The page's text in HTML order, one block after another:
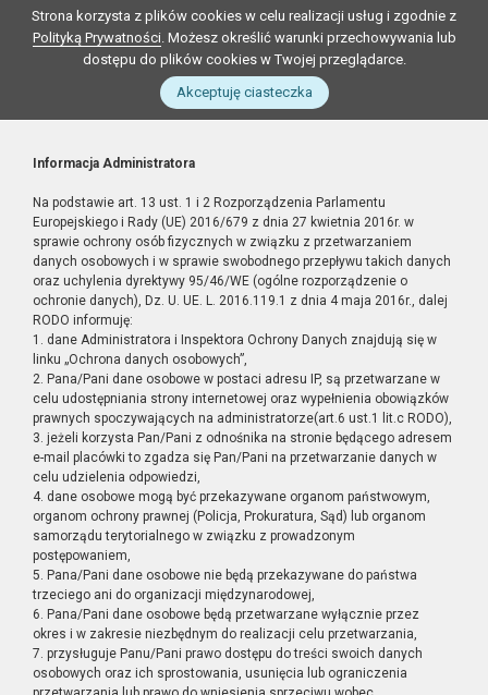
Strona korzysta z plików cookies w celu realizacji usług i zgodnie z
Polityką Prywatności. Możesz określić warunki przechowywania lub
dostępu do plików cookies w Twojej przeglądarce.
Akceptuję ciasteczka
Informacja Administratora
Na podstawie art. 13 ust. 1 i 2 Rozporządzenia Parlamentu
Europejskiego i Rady (UE) 2016/679 z dnia 27 kwietnia 2016r. w
sprawie ochrony osób fizycznych w związku z przetwarzaniem
danych osobowych i w sprawie swobodnego przepływu takich danych
oraz uchylenia dyrektywy 95/46/WE (ogólne rozporządzenie o
ochronie danych), Dz. U. UE. L. 2016.119.1 z dnia 4 maja 2016r., dalej
RODO informuję:
1. dane Administratora i Inspektora Ochrony Danych znajdują się w
linku „Ochrona danych osobowych”,
2. Pana/Pani dane osobowe w postaci adresu IP, są przetwarzane w
celu udostępniania strony internetowej oraz wypełnienia obowiązków
prawnych spoczywających na administratorze(art.6 ust.1 lit.c RODO),
3. jeżeli korzysta Pan/Pani z odnośnika na stronie będącego adresem
e-mail placówki to zgadza się Pan/Pani na przetwarzanie danych w
celu udzielenia odpowiedzi,
4. dane osobowe mogą być przekazywane organom państwowym,
organom ochrony prawnej (Policja, Prokuratura, Sąd) lub organom
samorządu terytorialnego w związku z prowadzonym
postępowaniem,
5. Pana/Pani dane osobowe nie będą przekazywane do państwa
trzeciego ani do organizacji międzynarodowej,
6. Pana/Pani dane osobowe będą przetwarzane wyłącznie przez
okres i w zakresie niezbędnym do realizacji celu przetwarzania,
7. przysługuje Panu/Pani prawo dostępu do treści swoich danych
osobowych oraz ich sprostowania, usunięcia lub ograniczenia